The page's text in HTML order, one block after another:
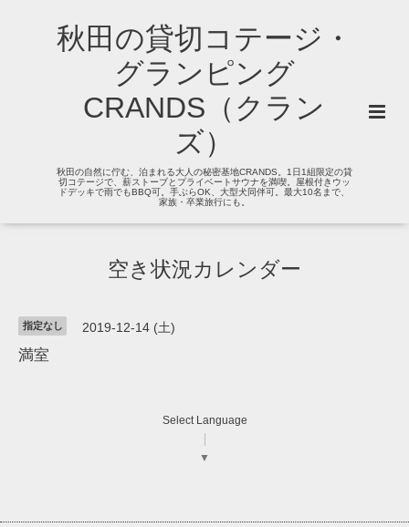
秋田の貸切コテージ・
グランピング
CRANDS（クラン
ズ）
秋田の自然に佇む、泊まれる大人の秘密基地CRANDS。1日1組限定の貸
切コテージで、薪ストーブとプライベートサウナを満喫。屋根付きウッ
ドデッキで雨でもBBQ可。手ぶらOK、大型犬同伴可。最大10名まで、
家族・卒業旅行にも。
空き状況カレンダー
指定なし 2019-12-14 (土)
満室
Select Language
▼